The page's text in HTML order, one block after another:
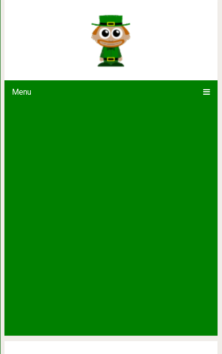
Menu
Однажды, отец одноклассника
трудности. Могли бы Вы взять